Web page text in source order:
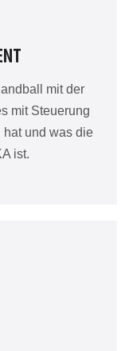
mit der
mit Steuerung
und was die
ist.